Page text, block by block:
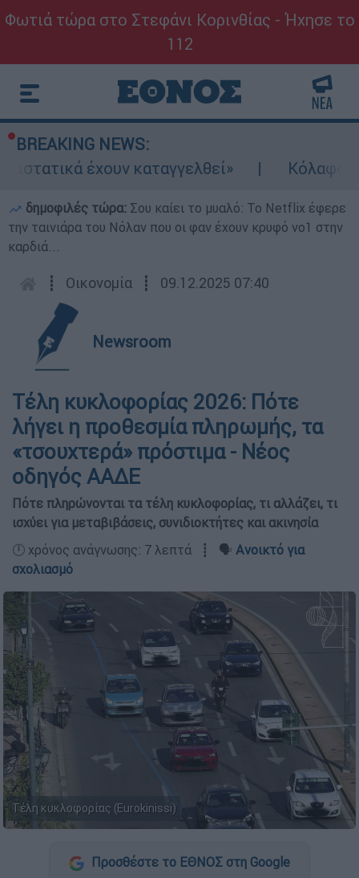
Φωτιά τώρα στο Στεφάνι Κορινθίας - Ήχησε το
112
BREAKING NEWS:
έχουν καταγγελθεί»
Κόλαφος
δημοφιλές τώρα: Σου καίει το μυαλό: Το Netflix έφερε
την ταινιάρα του Νόλαν που οι φαν έχουν κρυφό νο1 στην
καρδιά...
┋ Οικονομία ┋ 09.12.2025 07:40
Newsroom
Τέλη κυκλοφορίας 2026: Πότε
λήγει η προθεσμία πληρωμής, τα
«τσουχτερά» πρόστιμα - Νέος
οδηγός ΑΑΔΕ
Πότε πληρώνονται τα τέλη κυκλοφορίας, τι αλλάζει, τι
ισχύει για μεταβιβάσεις, συνιδιοκτήτες και ακινησία
🕛 χρόνος ανάγνωσης: 7 λεπτά ┋ 🗣️ Ανοικτό για
σχολιασμό
Τέλη κυκλοφορίας (Eurokinissi)
Προσθέστε το ΕΘΝΟΣ στη Google